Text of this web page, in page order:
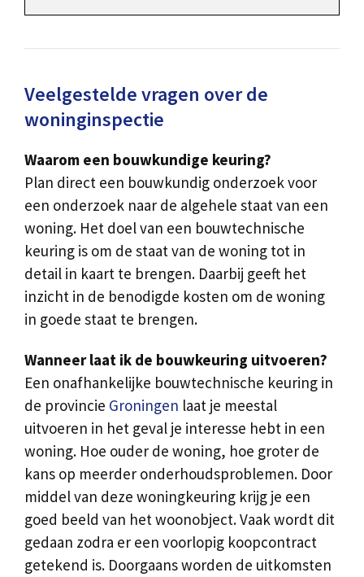
Veelgestelde vragen over de
woninginspectie
Waarom een bouwkundige keuring?
Plan direct een bouwkundig onderzoek voor
een onderzoek naar de algehele staat van een
woning. Het doel van een bouwtechnische
keuring is om de staat van de woning tot in
detail in kaart te brengen. Daarbij geeft het
inzicht in de benodigde kosten om de woning
in goede staat te brengen.
Wanneer laat ik de bouwkeuring uitvoeren?
Een onafhankelijke bouwtechnische keuring in
de provincie Groningen laat je meestal
uitvoeren in het geval je interesse hebt in een
woning. Hoe ouder de woning, hoe groter de
kans op meerder onderhoudsproblemen. Door
middel van deze woningkeuring krijg je een
goed beeld van het woonobject. Vaak wordt dit
gedaan zodra er een voorlopig koopcontract
getekend is. Doorgaans worden de uitkomsten